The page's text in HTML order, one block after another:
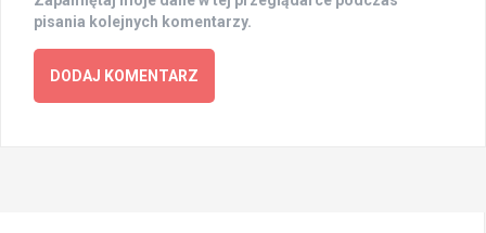
pisania kolejnych komentarzy.